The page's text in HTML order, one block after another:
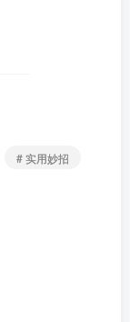
# 实用妙招